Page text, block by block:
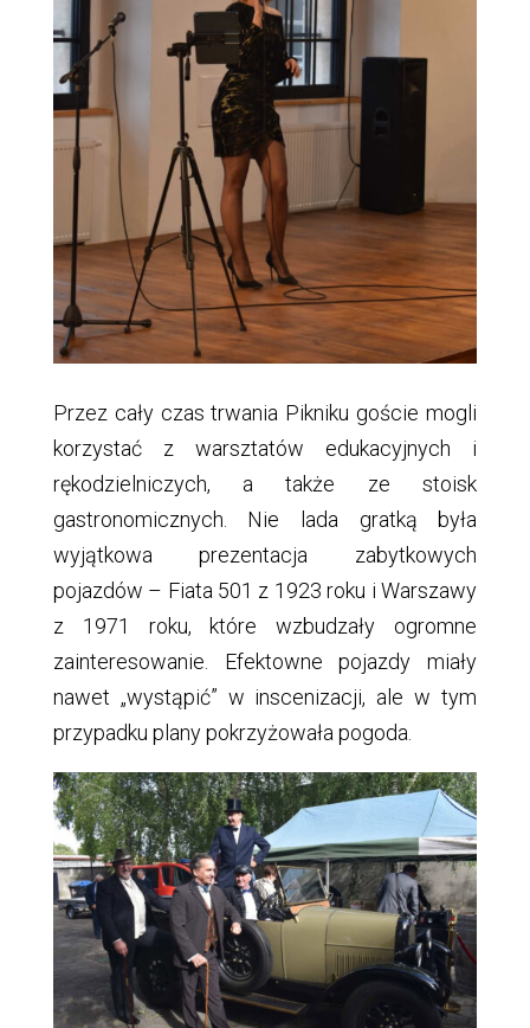
Przez cały czas trwania Pikniku goście mogli
korzystać z warsztatów edukacyjnych i
rękodzielniczych, a także ze stoisk
gastronomicznych. Nie lada gratką była
wyjątkowa prezentacja zabytkowych
pojazdów – Fiata 501 z 1923 roku i Warszawy
z 1971 roku, które wzbudzały ogromne
zainteresowanie. Efektowne pojazdy miały
nawet „wystąpić” w inscenizacji, ale w tym
przypadku plany pokrzyżowała pogoda.